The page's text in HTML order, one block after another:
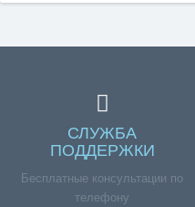
СЛУЖБА
ПОДДЕРЖКИ
Бесплатные консультации по
телефону